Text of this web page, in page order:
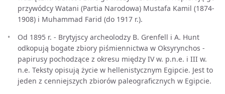
przywódcy Watani (Partia Narodowa) Mustafa Kamil (1874-
1908) i Muhammad Farid (do 1917 r.).
Od 1895 r. - Brytyjscy archeolodzy B. Grenfell i A. Hunt
odkopują bogate zbiory piśmiennictwa w Oksyrynchos -
papirusy pochodzące z okresu między IV w. p.n.e. i III w.
n.e. Teksty opisują życie w hellenistycznym Egipcie. Jest to
jeden z cenniejszych zbiorów paleograficznych w Egipcie.